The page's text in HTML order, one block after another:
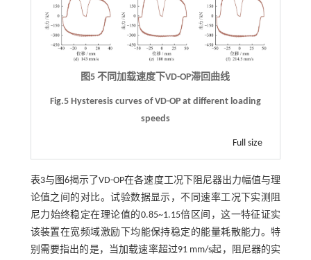
图5 不同加载速度下VD-OP滞回曲线
Fig.5 Hysteresis curves of VD-OP at different loading
speeds
Full size
表3与 图6揭示了VD-OP在各速度工况下阻尼器出力幅值与理
论值之间的对比。试验数据显示，不同速率工况下实测阻
尼力始终稳定在理论值的0.85~1.15倍区间，这一特征证实
该装置在宽频域激励下均能保持稳定的能量耗散能力。特
别需要指出的是，当加载速率超过91 mm/s起，阻尼器的实